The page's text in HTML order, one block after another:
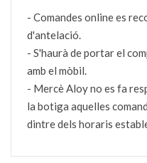
- Comandes online es
d'antelació.
- S'haurà de portar el
amb el mòbil.
- Mercè Aloy no es fa
la botiga aquelles
dintre dels horaris